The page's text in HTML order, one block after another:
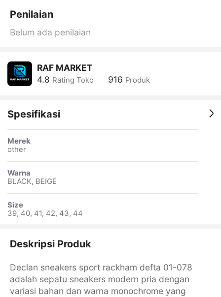
Penilaian
Belum ada penilaian
RAF MARKET
4.8 Rating Toko 916 Produk
Spesifikasi
Merek
other
Warna
BLACK, BEIGE
Size
39, 40, 41, 42, 43, 44
Deskripsi Produk
Declan sneakers sport rackham defta 01-078
adalah sepatu sneakers modern pria dengan
variasi bahan dan warna monochrome yang